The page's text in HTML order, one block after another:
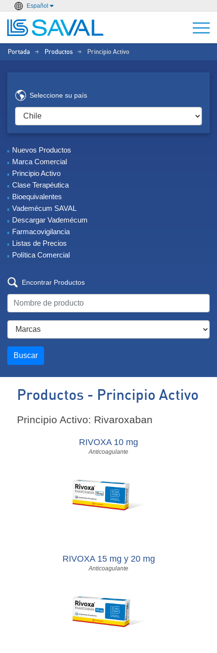
Español
Portada > Productos > Principio Activo
Seleccione su país
Nuevos Productos
Marca Comercial
Principio Activo
Clase Terapéutica
Bioequivalentes
Vademécum SAVAL
Descargar Vademécum
Farmacovigilancia
Listas de Precios
Política Comercial
Encontrar Productos
Buscar
Productos - Principio Activo
Principio Activo: Rivaroxaban
RIVOXA 10 mg
Anticoagulante
RIVOXA 15 mg y 20 mg
Anticoagulante